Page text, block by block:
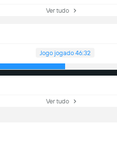
Ver tudo
Jogo jogado 46:32
Ver tudo